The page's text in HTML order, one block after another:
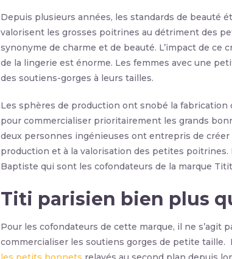
Depuis plusieurs années, les standards de beauté
valorisent les grosses poitrines au détriment des
synonyme de charme et de beauté. L’impact de ce
de la lingerie est énorme. Les femmes avec une
des soutiens-gorges à leurs tailles.
Les sphères de production ont snobé la
pour commercialiser prioritairement les grands
deux personnes ingénieuses ont entrepris de créer
production et à la valorisation des petites poitrines.
Baptiste qui sont les cofondateurs de la marque
Titi parisien bien plus
Pour les cofondateurs de cette marque, il ne s’agit
commercialiser les soutiens gorges de petite taille.